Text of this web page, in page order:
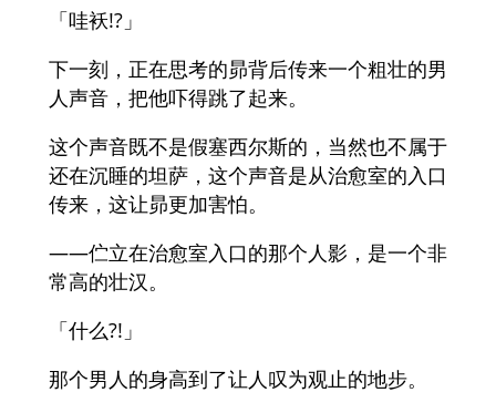
「哇袄!?」
下一刻，正在思考的昴背后传来一个粗壮的男
人声音，把他吓得跳了起来。
这个声音既不是假塞西尔斯的，当然也不属于
还在沉睡的坦萨，这个声音是从治愈室的入口
传来，这让昴更加害怕。
——伫立在治愈室入口的那个人影，是一个非
常高的壮汉。
「什么?!」
那个男人的身高到了让人叹为观止的地步。